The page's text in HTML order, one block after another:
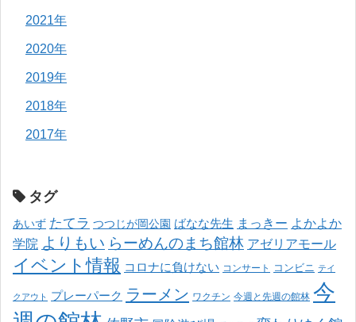
2021年
2020年
2019年
2018年
2017年
タグ
あいず たてラ つつじが岡公園 ばなな先生 まっきー よかよか
学院 よりもい らーめんのまち館林 アゼリアモール
イベント情報 コロナに負けない コンサート コンビニ テイ
クアウト プレーパーク ラーメン ワクチン 今週と先週の館林 今